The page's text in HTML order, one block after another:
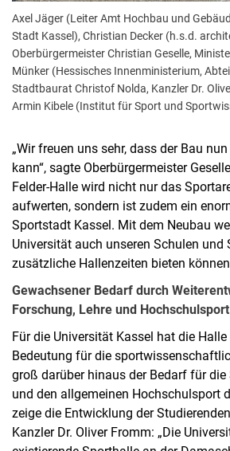
Axel Jäger (Leiter Amt Hochbau und
Stadt Kassel), Christian Decker (h.s.d.
Oberbürgermeister Christian Geselle,
Münker (Hessisches Innenministerium,
Stadtbaurat Christof Nolda, Kanzler Dr.
Armin Kibele (Institut für Sport und
„Wir freuen uns sehr, dass der Bau
kann“, sagte Oberbürgermeister
Felder-Halle wird nicht nur das
aufwerten, sondern ist zudem ein
Sportstadt Kassel. Mit dem Neubau
Universität auch unseren Schulen und
zusätzliche Hallenzeiten bieten
Gewachsener Bedarf durch
Forschung, Lehre und Hochschulsport
Für die Universität Kassel hat die
Bedeutung für die
groß darüber hinaus der Bedarf für die
und den allgemeinen Hochschulsport
zeige die Entwicklung der
Kanzler Dr. Oliver Fromm: „Die